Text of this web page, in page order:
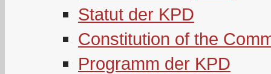
Statut der KPD
Constitution of the
Programm der KPD